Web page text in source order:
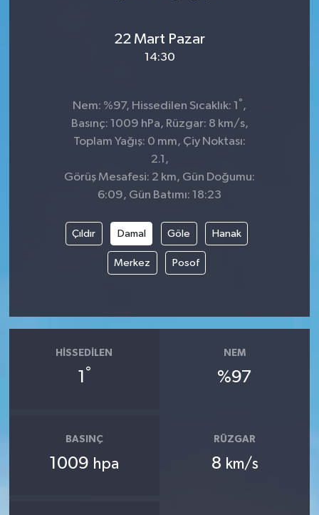
22 Mart Pazar
14:30
Nem: %97, Hissedilen Sıcaklık: 1 ° ,
Basınç: 1009 hPa, Rüzgar: 8 km/s,
Toplam Yağış: 0 mm, Çiy Noktası:
2.1,
Görüş Mesafesi: 2 km, Gün Doğumu:
6:09, Gün Batımı: 18:23
Çıldır Damal Göle Hanak
Merkez Posof
HISSEDILEN
1 °
NEM
%97
BASINÇ
1009 hpa
RÜZGAR
8 km/s